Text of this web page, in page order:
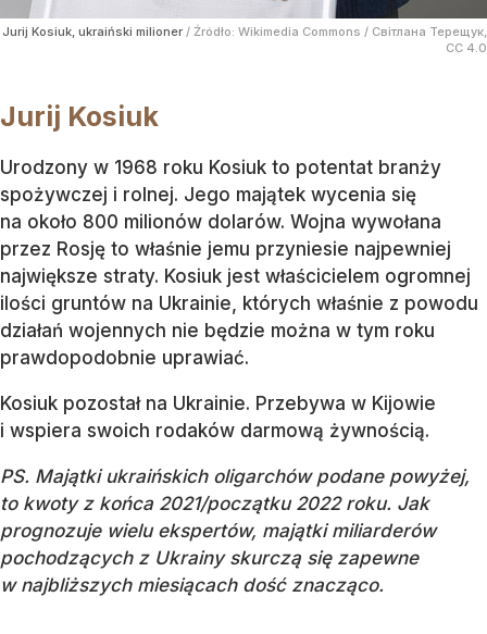
Jurij Kosiuk, ukraiński milioner / Źródło: Wikimedia Commons / Світлана Терещук,
CC 4.0
Jurij Kosiuk
Urodzony w 1968 roku Kosiuk to potentat branży
spożywczej i rolnej. Jego majątek wycenia się
na około 800 milionów dolarów. Wojna wywołana
przez Rosję to właśnie jemu przyniesie najpewniej
największe straty. Kosiuk jest właścicielem ogromnej
ilości gruntów na Ukrainie, których właśnie z powodu
działań wojennych nie będzie można w tym roku
prawdopodobnie uprawiać.
Kosiuk pozostał na Ukrainie. Przebywa w Kijowie
i wspiera swoich rodaków darmową żywnością.
PS. Majątki ukraińskich oligarchów podane powyżej,
to kwoty z końca 2021/początku 2022 roku. Jak
prognozuje wielu ekspertów, majątki miliarderów
pochodzących z Ukrainy skurczą się zapewne
w najbliższych miesiącach dość znacząco.